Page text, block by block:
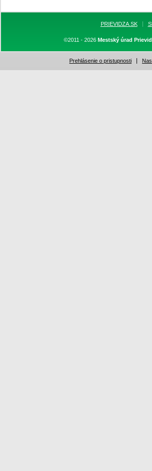
PRIEVIDZA.SK
©2011 - 2026 Mestský úrad
Prehlásenie o pristupnosti